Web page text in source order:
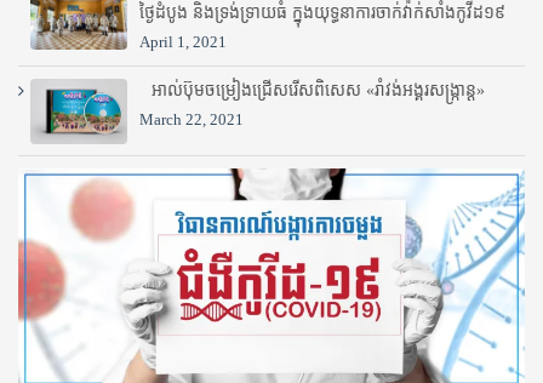
ថ្ងៃដំបូង និងទ្រង់ទ្រាយធំ ក្នុងយុទ្ធនាការចាក់វ៉ាក់សាំងកូវីដ១៩
April 1, 2021
អាល់ប៊ុមចម្រៀងជ្រើសរើសពិសេស «រាំវង់អង្គរសង្ក្រាន្ត»
March 22, 2021